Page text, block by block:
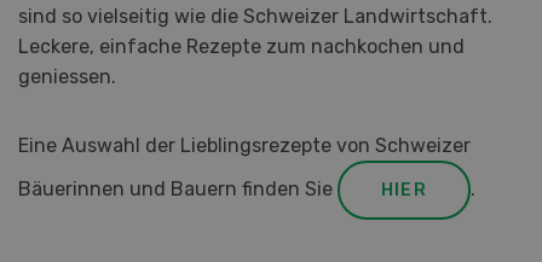
sind so vielseitig wie die Schweizer Landwirtschaft.
Leckere, einfache Rezepte zum nachkochen und
geniessen.
Eine Auswahl der Lieblingsrezepte von Schweizer
Bäuerinnen und Bauern finden Sie
HIER .